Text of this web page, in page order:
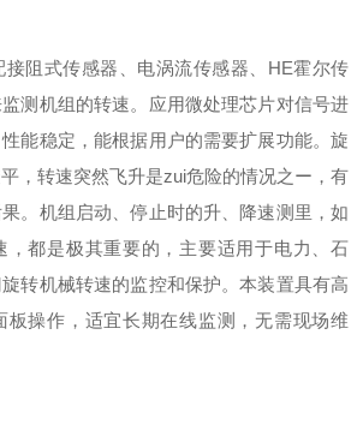
阻式传感器、电涡流传感器、 HE霍尔传
测机组的转速。应用微处理芯片对信号进
能稳定，能根据用户的需要扩展功能。旋
，转速突然飞升是zui危险的情况之ー，有
。机组启动、停止时的升、降速测里，如
，都是极其重要的，主要适用于电力、石
转机械转速的监控和保护。本装置具有高
板操作，适宜长期在线监测，无需现场维